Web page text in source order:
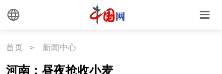
旅游
中国瓷
首页 > 新闻中心
河南：昼夜抢收小麦